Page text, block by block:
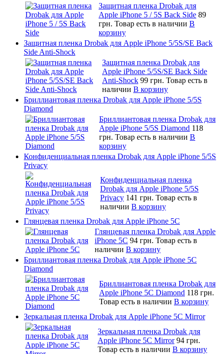
Защитная пленка Drobak для
Apple iPhone 5 / 5S Back Side 89
грн. Товар есть в наличии В
корзину
Защитная пленка Drobak для Apple iPhone 5/5S/SE Back
Side Anti-Shock
Защитная пленка Drobak для
Apple iPhone 5/5S/SE Back Side
Anti-Shock 99 грн. Товар есть в
наличии В корзину
Бриллиантовая пленка Drobak для Apple iPhone 5/5S
Diamond
Бриллиантовая пленка Drobak для
Apple iPhone 5/5S Diamond 118
грн. Товар есть в наличии В
корзину
Конфиденциальная пленка Drobak для Apple iPhone 5/5S
Privacy
Конфиденциальная пленка
Drobak для Apple iPhone 5/5S
Privacy 141 грн. Товар есть в
наличии В корзину
Глянцевая пленка Drobak для Apple iPhone 5C
Глянцевая пленка Drobak для Apple
iPhone 5C 94 грн. Товар есть в
наличии В корзину
Бриллиантовая пленка Drobak для Apple iPhone 5C
Diamond
Бриллиантовая пленка Drobak для
Apple iPhone 5C Diamond 118 грн.
Товар есть в наличии В корзину
Зеркальная пленка Drobak для Apple iPhone 5C Mirror
Зеркальная пленка Drobak для
Apple iPhone 5C Mirror 94 грн.
Товар есть в наличии В корзину